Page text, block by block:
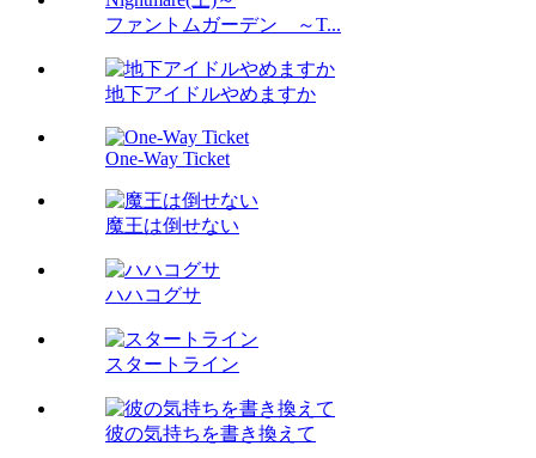
ファントムガーデン ～T...
地下アイドルやめますか
One-Way Ticket
魔王は倒せない
ハハコグサ
スタートライン
彼の気持ちを書き換えて